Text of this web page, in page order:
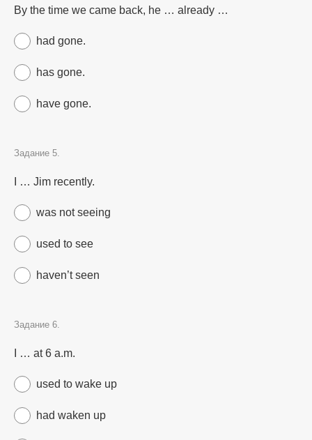
By the time we came back, he … already …
had gone.
has gone.
have gone.
Задание 5.
I … Jim recently.
was not seeing
used to see
haven’t seen
Задание 6.
I … at 6 a.m.
used to wake up
had waken up